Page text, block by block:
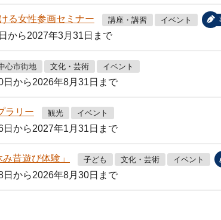
る女性参画セミナー 講座・講習 イベント
から2027年3月31日まで
心市街地 文化・芸術
イベント
日から2026年8月31日まで
ラリー 観光
イベント
日から2027年1月31日まで
昔遊び体験」 子ども 文化・芸術
イベント
日から2026年8月30日まで